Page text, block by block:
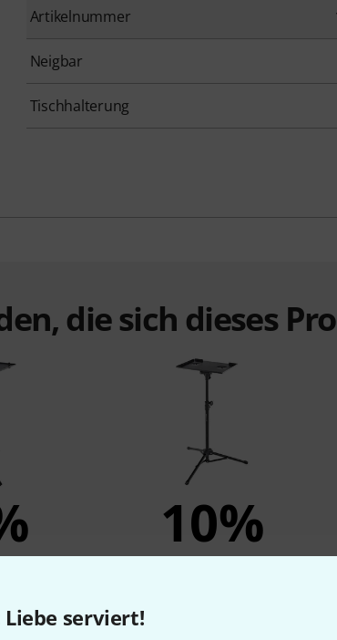
serviert!
Artikelnummer
Neigbar
Tischhalterung
die sich dieses
10%